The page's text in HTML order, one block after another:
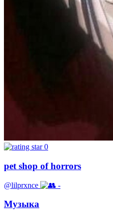
0
pet shop of horrors
@lilprxnce -
Музыка